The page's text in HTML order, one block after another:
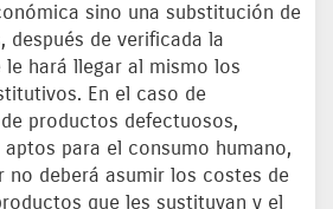
sino una substitución de
después de verificada la
le hará llegar al mismo los
En el caso de
productos defectuosos,
para el consumo humano,
no deberá asumir los costes de
que les sustituyan y el